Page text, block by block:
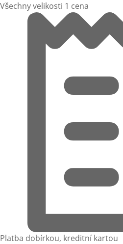
Všechny velikosti 1 cena
Platba dobírkou, kreditní kartou